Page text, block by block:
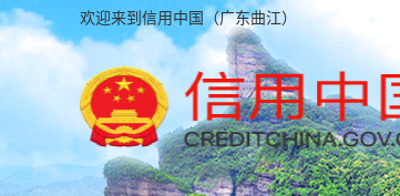
欢迎来到信用中国（广东曲江）